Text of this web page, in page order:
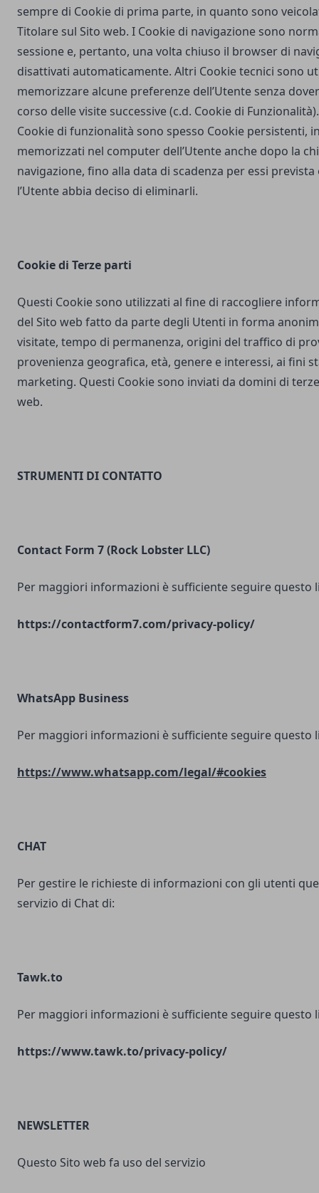
sempre di Cookie di prima parte, in quanto sono
Titolare sul Sito web. I Cookie di navigazione sono
sessione e, pertanto, una volta chiuso il browser di
disattivati automaticamente. Altri Cookie tecnici sono
memorizzare alcune preferenze dell’Utente senza
corso delle visite successive (c.d. Cookie di
Cookie di funzionalità sono spesso Cookie persistenti,
memorizzati nel computer dell’Utente anche dopo la
navigazione, fino alla data di scadenza per essi
l’Utente abbia deciso di eliminarli.
Cookie di Terze parti
Questi Cookie sono utilizzati al fine di raccogliere
del Sito web fatto da parte degli Utenti in forma
visitate, tempo di permanenza, origini del traffico di
provenienza geografica, età, genere e interessi, ai fini
marketing. Questi Cookie sono inviati da domini di
web.
STRUMENTI DI CONTATTO
Contact Form 7 (Rock Lobster LLC)
Per maggiori informazioni è sufficiente seguire questo
https://contactform7.com/privacy-policy/
WhatsApp Business
Per maggiori informazioni è sufficiente seguire questo
https://www.whatsapp.com/legal/#cookies
CHAT
Per gestire le richieste di informazioni con gli utenti
servizio di Chat di:
Tawk.to
Per maggiori informazioni è sufficiente seguire questo
https://www.tawk.to/privacy-policy/
NEWSLETTER
Questo Sito web fa uso del servizio